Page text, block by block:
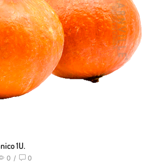
1U.
0 / 0